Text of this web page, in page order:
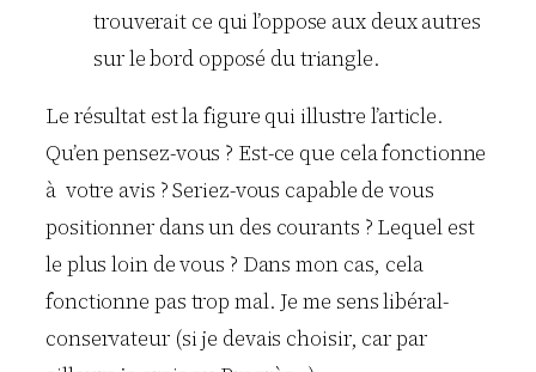
trouverait ce qui l’oppose aux deux autres
sur le bord opposé du triangle.
Le résultat est la figure qui illustre l’article.
Qu’en pensez-vous ? Est-ce que cela fonctionne
à votre avis ? Seriez-vous capable de vous
positionner dans un des courants ? Lequel est
le plus loin de vous ? Dans mon cas, cela
fonctionne pas trop mal. Je me sens libéral-
conservateur (si je devais choisir, car par